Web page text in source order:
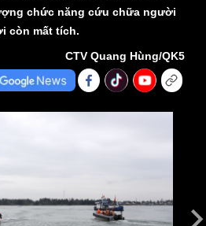
Multimedia
Video
chức năng cứu chữa người
còn mất tích.
CTV Quang Hùng/QK5